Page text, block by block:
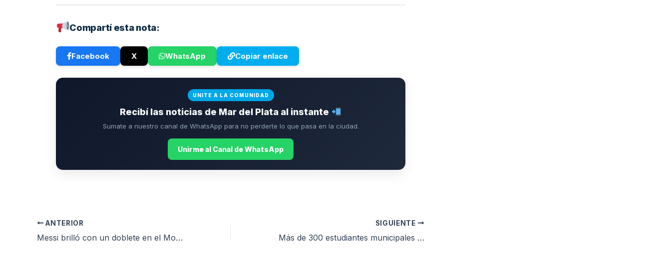
Compartí esta nota:
Facebook X WhatsApp Copiar enlace
UNITE A LA COMUNIDAD
Recibí las noticias de Mar del Plata al instante
Sumate a nuestro canal de WhatsApp para no perderte lo que pasa en la ciudad.
Unirme al Canal de WhatsApp
ANTERIOR
Messi brilló con un doblete en el Monumental y la Selección goleó a Venezuela
SIGUIENTE
Más de 300 estudiantes municipales se capacitaron en Educación Financiera